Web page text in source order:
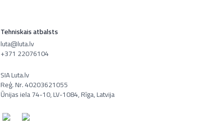
Tehniskais atbalsts
luta@luta.lv
+371 22076104
SIA Luta.lv
Reģ. Nr. 40203621055
Ūnijas iela 74-10, LV-1084, Rīga, Latvija